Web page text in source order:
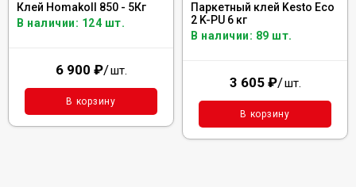
Клей Homakoll 850 - 5Кг
В наличии: 124 шт.
6 900 ₽/шт.
В корзину
Паркетный клей Kesto Eco
2 K-PU 6 кг
В наличии: 89 шт.
3 605 ₽/шт.
В корзину